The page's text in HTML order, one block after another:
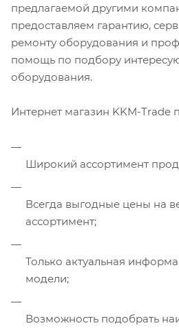
предлагаемой другими
предоставляем гарантию,
ремонту оборудования и
помощь по подбору
оборудования.
Интернет магазин KKM-Trade
Широкий ассортимент
Всегда выгодные цены на
ассортимент;
Только актуальная
модели;
Возможность подобрать